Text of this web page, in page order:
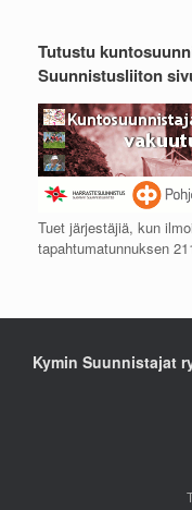
Tutustu
Suunnistusliiton
Tuet järjestäjiä, kun
tapahtumatunnuksen
Kymin Suunnistajat